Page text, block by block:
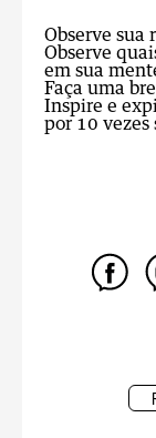
Observe sua
Observe
em sua
Faça uma
Inspire e
por 10 vezes